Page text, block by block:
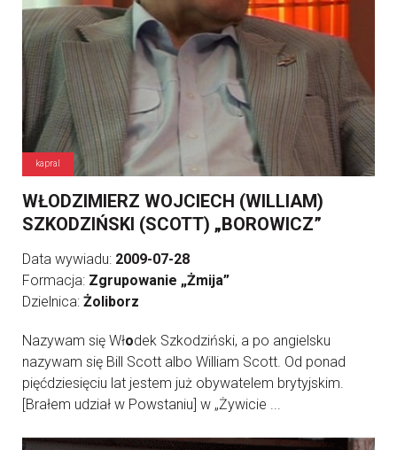
kapral
WŁODZIMIERZ WOJCIECH (WILLIAM)
SZKODZIŃSKI (SCOTT) „BOROWICZ”
Data wywiadu: 2009-07-28
Formacja: Zgrupowanie „Żmija”
Dzielnica: Żoliborz
Nazywam się Włodek Szkodziński, a po angielsku
nazywam się Bill Scott albo William Scott. Od ponad
pięćdziesięciu lat jestem już obywatelem brytyjskim.
[Brałem udział w Powstaniu] w „Żywicie ...